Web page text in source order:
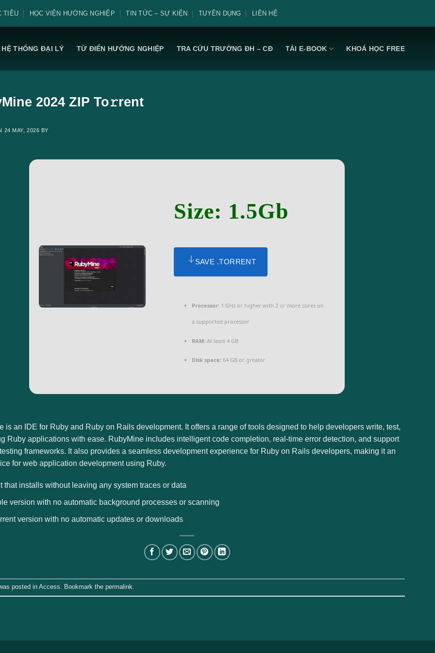
TIÊU HỌC VIỆN HƯỚNG NGHIỆP TIN TỨC – SỰ KIỆN TUYỂN DỤNG LIÊN HỆ
HỆ THỐNG ĐẠI LÝ TỪ ĐIỂN HƯỚNG NGHIỆP TRA CỨU TRƯỜNG ĐH – CĐ TẢI E-BOOK KHOÁ HỌC FREE
2024 ZIP To𝚛rent
24 MAY, 2026 BY
Size: 1.5Gb
SAVE .TORRENT
Processor:1 GHz or higher with 2 or more cores on
a supported processor
RAM:At least 4 GB
Disk space:64 GB or greater
is an IDE for Ruby and Ruby on Rails development. It offers a range of tools designed to help developers write, test,
Ruby applications with ease. RubyMine includes intelligent code completion, real-time error detection, and support
frameworks. It also provides a seamless development experience for Ruby on Rails developers, making it an
for web application development using Ruby.
that installs without leaving any system traces or data
version with no automatic background processes or scanning
version with no automatic updates or downloads
posted in Access . Bookmark the permalink